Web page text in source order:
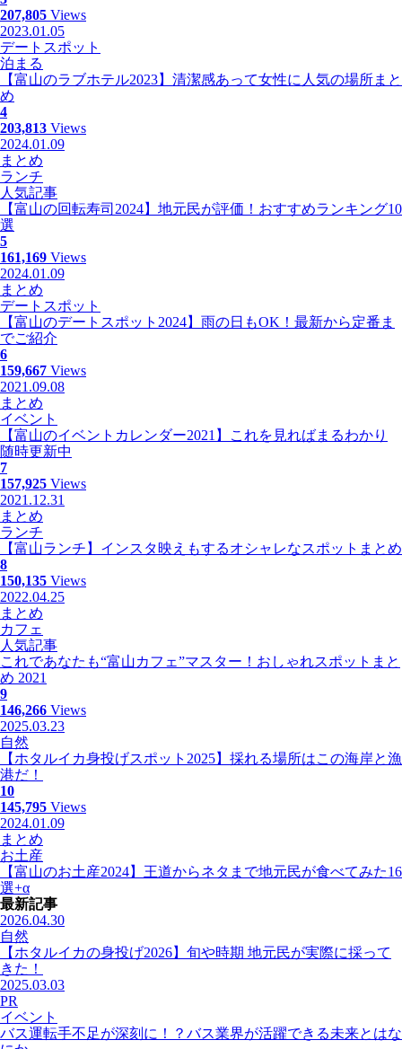
207,805 Views
2023.01.05
デートスポット
泊まる
【富山のラブホテル2023】清潔感あって女性に人気の場所まと
め
4
203,813 Views
2024.01.09
まとめ
ランチ
人気記事
【富山の回転寿司2024】地元民が評価！おすすめランキング10
選
5
161,169 Views
2024.01.09
まとめ
デートスポット
【富山のデートスポット2024】雨の日もOK！最新から定番ま
でご紹介
6
159,667 Views
2021.09.08
まとめ
イベント
【富山のイベントカレンダー2021】これを見ればまるわかり
随時更新中
7
157,925 Views
2021.12.31
まとめ
ランチ
【富山ランチ】インスタ映えもするオシャレなスポットまとめ
8
150,135 Views
2022.04.25
まとめ
カフェ
人気記事
これであなたも“富山カフェ”マスター！おしゃれスポットまと
め 2021
9
146,266 Views
2025.03.23
自然
【ホタルイカ身投げスポット2025】採れる場所はこの海岸と漁
港だ！
10
145,795 Views
2024.01.09
まとめ
お土産
【富山のお土産2024】王道からネタまで地元民が食べてみた16
選+α
最新記事
2026.04.30
自然
【ホタルイカの身投げ2026】旬や時期 地元民が実際に採って
きた！
2025.03.03
PR
イベント
バス運転手不足が深刻に！？バス業界が活躍できる未来とはな